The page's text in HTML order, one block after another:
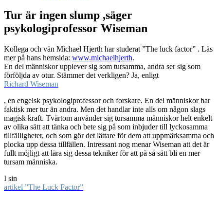
Tur är ingen slump ,säger
psykologiprofessor Wiseman
Kollega och vän Michael Hjerth har studerat ”The luck factor” . Läs
mer på hans hemsida: www.michaelhjerth.
En del människor upplever sig som tursamma, andra ser sig som
förföljda av otur. Stämmer det verkligen? Ja, enligt
Richard Wiseman
, en engelsk psykologiprofessor och forskare. En del människor har
faktisk mer tur än andra. Men det handlar inte alls om någon slags
magisk kraft. Tvärtom använder sig tursamma människor helt enkelt
av olika sätt att tänka och bete sig på som inbjuder till lyckosamma
tillfälligheter, och som gör det lättare för dem att uppmärksamma och
plocka upp dessa tillfällen. Intressant nog menar Wiseman att det är
fullt möjligt att lära sig dessa tekniker för att på så sätt bli en mer
tursam människa.
I sin
artikel ”The Luck Factor”